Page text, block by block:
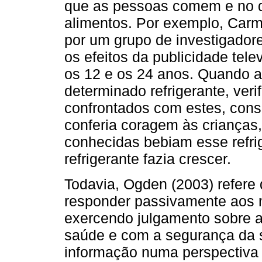
que as pessoas comem e no
alimentos. Por exemplo,
por um grupo de
os efeitos da publicidade
os 12 e os 24 anos. Quando
determinado refrigerante,
confrontados com estes,
conferia coragem às
conhecidas bebiam esse
refrigerante fazia crescer.
Todavia, Ogden (2003)
responder passivamente
exercendo julgamento sobre
saúde e com a segurança
informação numa